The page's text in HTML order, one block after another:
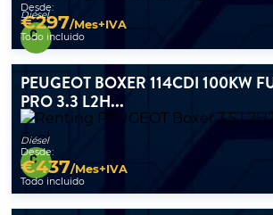
Diésel
Desde:
€297/Mes+IVA
Todo incluido
PEUGEOT BOXER 114CDI 100KW
PRO 3.3 L2H...
Diésel
Desde:
€437/Mes+IVA
Todo incluido